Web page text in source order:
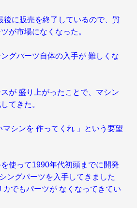
後に販売を終了しているので、質
が市場になくなった。
グパーツ自体の入手が 難しくな
が 盛り上がったことで、マシン
てきた。
マシンを 作ってくれ 」という要望
使って1990年代初頭までに開発
ングパーツを入手してきました
カでもパーツが なくなってきてい